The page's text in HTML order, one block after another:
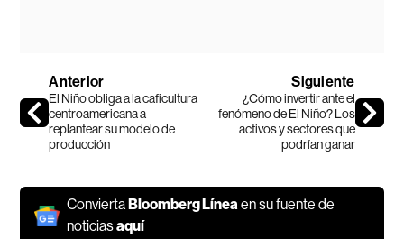
Anterior
El Niño obliga a la caficultura
centroamericana a
replantear su modelo de
producción
Siguiente
¿Cómo invertir ante el
fenómeno de El Niño? Los
activos y sectores que
podrían ganar
Convierta Bloomberg Líneaen su fuente de
noticiasaquí